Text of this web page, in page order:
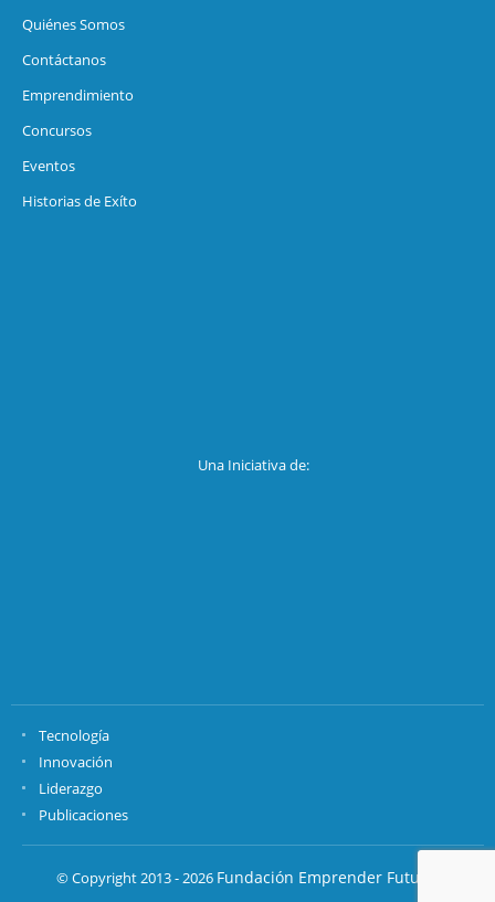
Quiénes Somos
Contáctanos
Emprendimiento
Concursos
Eventos
Historias de Exíto
Una Iniciativa de:
Tecnología
Innovación
Liderazgo
Publicaciones
© Copyright 2013 - 2026 Fundación Emprender Futuro.